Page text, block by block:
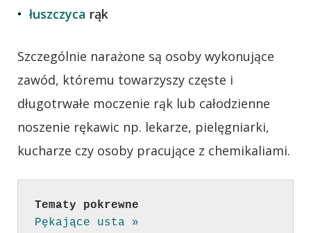
łuszczyca rąk
Szczególnie narażone są osoby wykonujące
zawód, któremu towarzyszy częste i
długotrwałe moczenie rąk lub całodzienne
noszenie rękawic np. lekarze, pielęgniarki,
kucharze czy osoby pracujące z chemikaliami.
Tematy pokrewne
Pękające usta »